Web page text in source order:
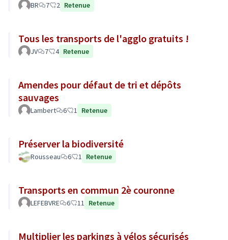
BR 7 2 Retenue
Tous les transports de l'agglo gratuits !
JV 7 4 Retenue
Amendes pour défaut de tri et dépôts
sauvages
Lambert 6 1 Retenue
Préserver la biodiversité
Rousseau 6 1 Retenue
Transports en commun 2è couronne
LEFEBVRE 6 11 Retenue
Multiplier les parkings à vélos sécurisés